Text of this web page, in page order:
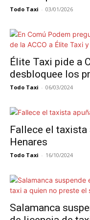
Todo Taxi - 03/01/2026
Élite Taxi pide a
desbloquee los
Todo Taxi - 06/03/2024
Fallece el taxista
Henares
Todo Taxi - 16/10/2024
Salamanca